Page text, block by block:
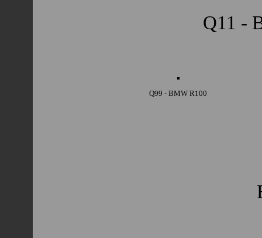
Q11 -
Q99 - BMW R100